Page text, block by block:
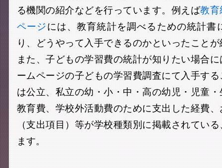
る機関の紹介などを行っています。例えば教
ページには、教育統計を調べるための統計書
り、どうやって入手できるのかといったこと
また、子どもの学習費の統計が知りたい場合
ームページの子どもの学習費調査にて入手す
は公立、私立の幼・小・中・高の幼児・児童
教育費、学校外活動費のために支出した経費
（支出項目）等が学校種類別に掲載されてい
ます。